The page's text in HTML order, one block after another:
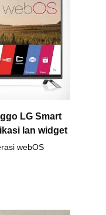
LG Smart
lan widget
webOS